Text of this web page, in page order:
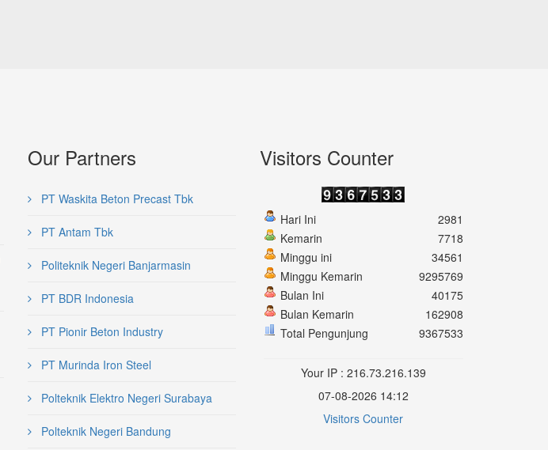
Our Partners
PT Waskita Beton Precast Tbk
PT Antam Tbk
Politeknik Negeri Banjarmasin
PT BDR Indonesia
PT Pionir Beton Industry
PT Murinda Iron Steel
Polteknik Elektro Negeri Surabaya
Polteknik Negeri Bandung
Visitors Counter
Hari Ini
Kemarin
Minggu ini
Minggu Kemarin
Bulan Ini
Bulan Kemarin
Total Pengunjung
2981
7718
34561
9295769
40175
162908
9367533
Your IP : 216.73.216.139
07-08-2026 14:12
Visitors Counter